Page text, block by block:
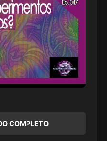
COMPLETO